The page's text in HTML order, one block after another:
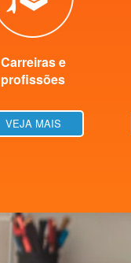
Carreiras e
profissões
VEJA MAIS